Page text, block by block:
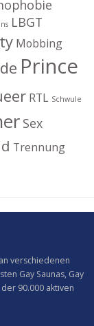
LBGT
Mobbing
Prince
RTL Schwule
Sex
Trennung
verschiedenen
Gay Saunas, Gay
90.000 aktiven